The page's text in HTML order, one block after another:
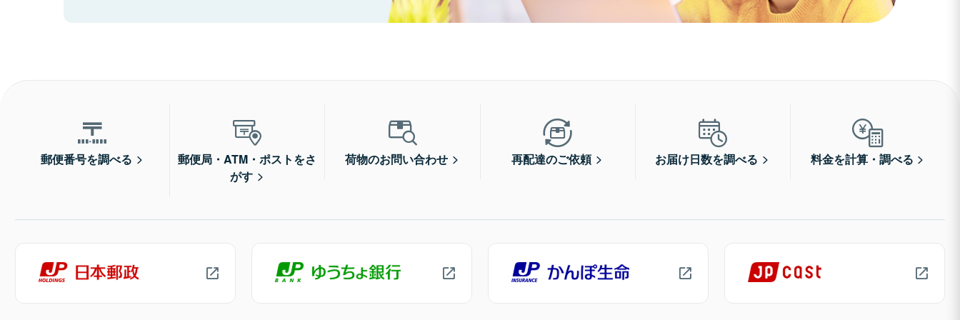
郵便番号を調べる
郵便局・ATM・ポストをさ
がす
荷物のお問い合わせ 再配達のご依頼 お届け日数を調べる 料金を計算・調べる